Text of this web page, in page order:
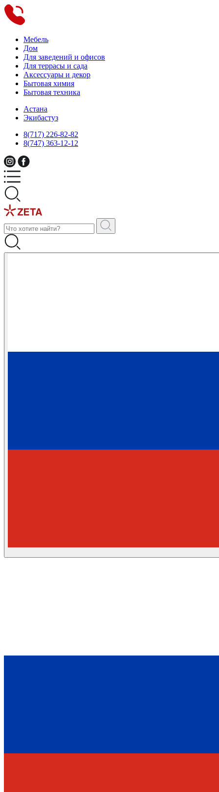
Мебель
Дом
Для заведений и офисов
Для террасы и сада
Аксессуары и декор
Бытовая химия
Бытовая техника
Астана
Экибастуз
8(717) 226-82-82
8(747) 363-12-12